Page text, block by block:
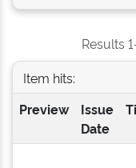
Results
Item hits:
Preview
Issue
Date